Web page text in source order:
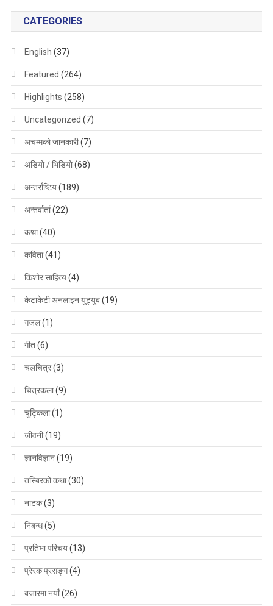
CATEGORIES
English (37)
Featured (264)
Highlights (258)
Uncategorized (7)
अचम्मको जानकारी(7)
अडियो / भिडियो(68)
अन्तर्राष्टिय(189)
अन्तर्वार्ता(22)
कथा(40)
कविता(41)
किशोर साहित्य(4)
केटाकेटी अनलाइन युट्युब(19)
गजल(1)
गीत(6)
चलचित्र(3)
चित्रकला(9)
चुट्किला(1)
जीवनी(19)
ज्ञानविज्ञान(19)
तस्बिरको कथा(30)
नाटक(3)
निबन्ध(5)
प्रतिभा परिचय(13)
प्रेरक प्रसङ्ग(4)
बजारमा नयाँ(26)